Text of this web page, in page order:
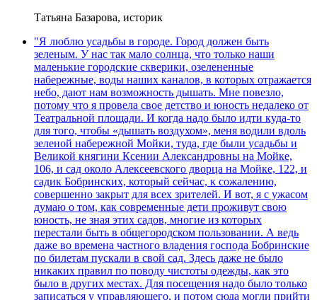
Татьяна Базарова, историк
"Я люблю усадьбы в городе. Город должен быть
зеленым. У нас так мало солнца, что только наши
маленькие городские скверики, озелененные
набережные, воды наших каналов, в которых отражается
небо, дают нам возможность дышать. Мне повезло,
потому что я провела свое детство и юность недалеко от
Театральной площади. И когда надо было идти куда-то
для того, чтобы «дышать воздухом», меня водили вдоль
зеленой набережной Мойки, туда, где были усадьбы и
Великой княгини Ксении Александровны на Мойке,
106, и сад около Алексеевского дворца на Мойке, 122, и
садик Бобринских, который сейчас, к сожалению,
совершенно закрыт для всех зрителей. И вот, я с ужасом
думаю о том, как современные дети проживут свою
юность, не зная этих садов, многие из которых
перестали быть в общегородском пользовании. А ведь
даже во времена частного владения господа Бобринские
по билетам пускали в свой сад. Здесь даже не было
никаких правил по поводу чистоты одежды, как это
было в других местах. Для посещения надо было только
записаться у управляющего, и потом сюда могли прийти